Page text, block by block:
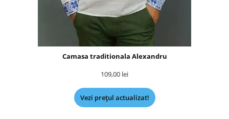
Camasa traditionala Alexandru
109,00 lei
Vezi prețul actualizat!